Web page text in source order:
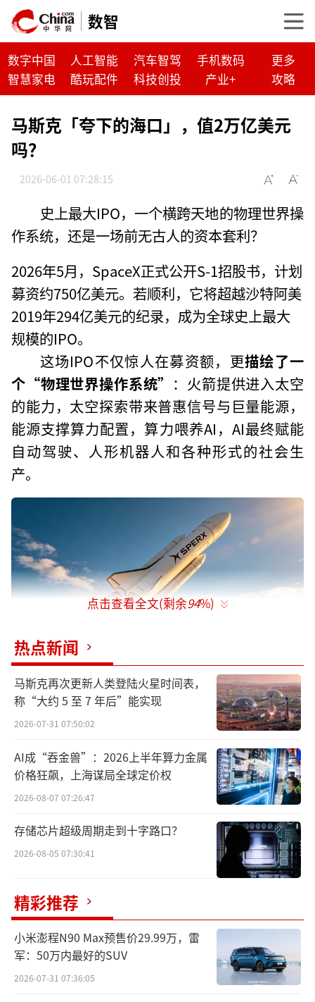
数智
数字中国 人工智能 汽车智驾 手机数码
更多
智慧家电
酷玩配件 科技创投 产业+ 攻略
马斯克「夸下的海口」，值2万亿美元
吗？
2026-06-01 07:28:15
史上最大IPO，一个横跨天地的物理世界操
作系统，还是一场前无古人的资本套利？
2026年5月，SpaceX正式公开S-1招股书，计划
募资约750亿美元。若顺利，它将超越沙特阿美
2019年294亿美元的纪录，成为全球史上最大
规模的IPO。
这场IPO不仅惊人在募资额，更描绘了一
个“物理世界操作系统” ：火箭提供进入太空
的能力，太空探索带来普惠信号与巨量能源，
能源支撑算力配置，算力喂养AI，AI最终赋能
自动驾驶、人形机器人和各种形式的社会生
产。
马斯克「夸下的海口」，值2万亿美元吗？
这张蓝图目前估值2万亿美元，但它需要的
不仅是天上的技术突破，还有健康的财务报
表。
1、史诗级IPO的事前布局
SpaceX的IPO并不是平地惊雷，而是马斯
克二十余年商业布局中的后续拼图。这一切开
2002年，马斯克创立SpaceX。在2008年9
月，经过前三次失败，火箭发射成功，SpaceX
得到了NASA 16亿美元的订单。2012年龙飞船
成为首个造访国际空间站的私人飞船。
点击查看全文(剩余94%)
热点新闻
马斯克再次更新人类登陆火星时间表，
称“大约 5 至 7 年后”能实现
2026-07-31 07:50:02
AI成“吞金兽”：2026上半年算力金属
价格狂飙，上海谋局全球定价权
2026-08-07 07:26:47
存储芯片超级周期走到十字路口？
2026-08-05 07:30:41
精彩推荐
小米澎程N90 Max预售价29.99万，雷
军：50万内最好的SUV
2026-07-31 07:36:05